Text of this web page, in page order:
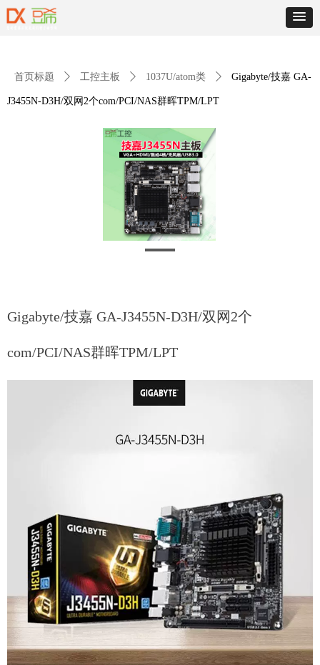
首页标题 ꄲ 工控主板 ꄲ 1037U/atom类 ꄲ Gigabyte/技嘉 GA-
J3455N-D3H/双网2个com/PCI/NAS群晖TPM/LPT
Gigabyte/技嘉 GA-J3455N-D3H/双网2个
com/PCI/NAS群晖TPM/LPT